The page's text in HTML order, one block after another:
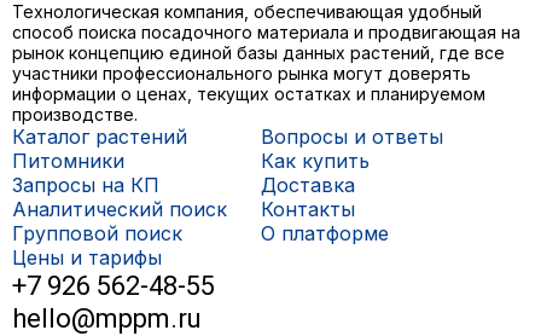
Технологическая компания, обеспечивающая удобный
способ поиска посадочного материала и продвигающая на
рынок концепцию единой базы данных растений, где все
участники профессионального рынка могут доверять
информации о ценах, текущих остатках и планируемом
производстве.
Каталог растений
Питомники
Запросы на КП
Аналитический поиск
Групповой поиск
Цены и тарифы
Вопросы и ответы
Как купить
Доставка
Контакты
О платформе
+7 926 562-48-55
hello@mppm.ru